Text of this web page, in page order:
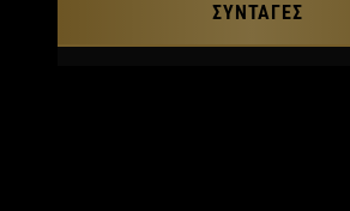
ΣΥΝΤΑΓΕΣ